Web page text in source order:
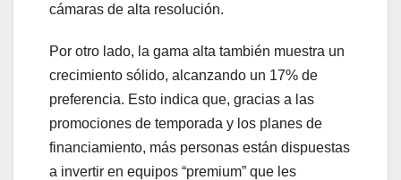
cámaras de alta resolución.
Por otro lado, la gama alta también muestra un
crecimiento sólido, alcanzando un 17% de
preferencia. Esto indica que, gracias a las
promociones de temporada y los planes de
financiamiento, más personas están dispuestas
a invertir en equipos “premium” que les